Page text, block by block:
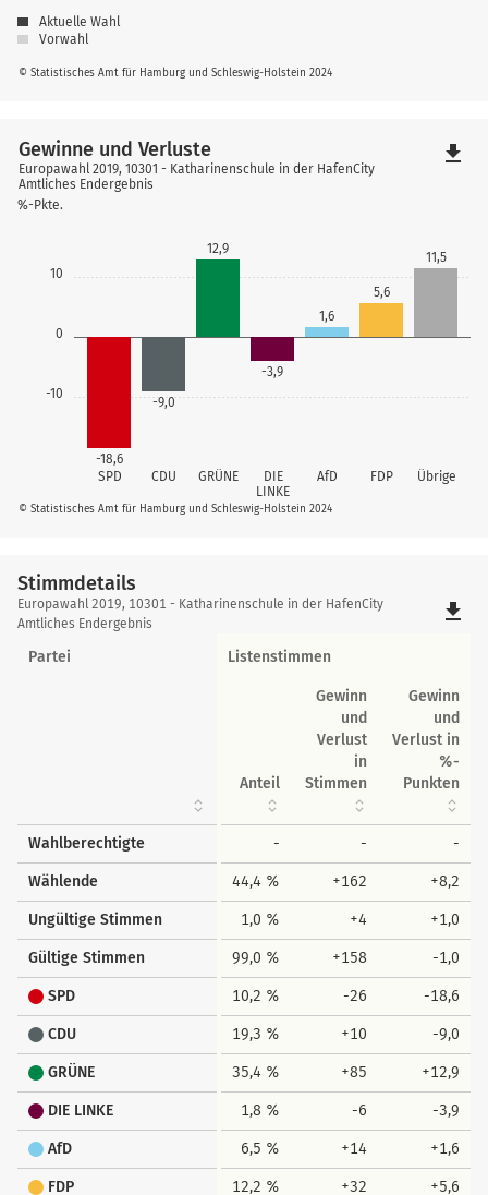
© Statistisches Amt für Hamburg und Schleswig-Holstein 2024
Aktuelle Wahl
Vorwahl
-10
0
10
%-Pkte.
SPD CDU GRÜNE
DIE
LINKE
AfD FDP Übrige
-18,6
-9,0
12,9
-3,9
1,6
5,6
11,5
© Statistisches Amt für Hamburg und Schleswig-Holstein 2024
Gewinne und Verluste
Europawahl 2019, 10301 - Katharinenschule in der HafenCity
Amtliches Endergebnis
file_download
Stimmdetails
Stimmdetails
Europawahl 2019, 10301 - Katharinenschule in der HafenCity
Amtliches Endergebnis
file_download
Partei Listenstimmen
Anteil
Gewinn
und
Verlust
in
Stimmen
Gewinn
und
Verlust in
%-
Punkten
Wahlberechtigte - - -
Wählende 44,4 % +162 +8,2
Ungültige Stimmen 1,0 % +4 +1,0
Gültige Stimmen 99,0 % +158 -1,0
SPD 10,2 % -26 -18,6
CDU 19,3 % +10 -9,0
GRÜNE 35,4 % +85 +12,9
DIE LINKE 1,8 % -6 -3,9
AfD 6,5 % +14 +1,6
FDP 12,2 % +32 +5,6